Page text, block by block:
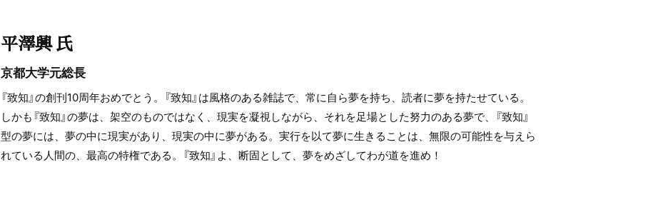
平澤興 氏
京都大学元総長
『致知』の創刊10周年おめでとう。『致知』は風格のある雑誌で、常に自ら夢を持ち、読者に夢を持たせている。
しかも『致知』の夢は、架空のものではなく、現実を凝視しながら、それを足場とした努力のある夢で、『致知』
型の夢には、夢の中に現実があり、現実の中に夢がある。実行を以て夢に生きることは、無限の可能性を与えら
れている人間の、最高の特権である。『致知』よ、断固として、夢をめざしてわが道を進め！